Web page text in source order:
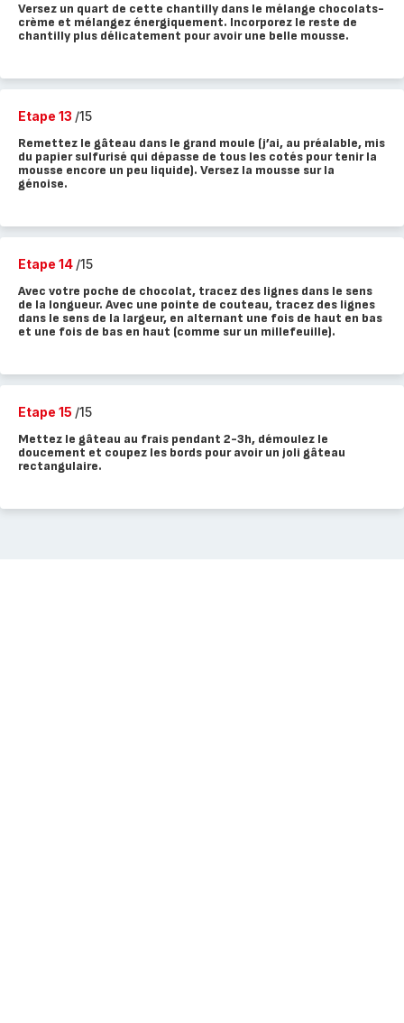
Versez un quart de cette chantilly dans le mélange chocolats-
crème et mélangez énergiquement. Incorporez le reste de
chantilly plus délicatement pour avoir une belle mousse.
Etape 13 /15
Remettez le gâteau dans le grand moule (j’ai, au préalable, mis
du papier sulfurisé qui dépasse de tous les cotés pour tenir la
mousse encore un peu liquide). Versez la mousse sur la
génoise.
Etape 14 /15
Avec votre poche de chocolat, tracez des lignes dans le sens
de la longueur. Avec une pointe de couteau, tracez des lignes
dans le sens de la largeur, en alternant une fois de haut en bas
et une fois de bas en haut (comme sur un millefeuille).
Etape 15 /15
Mettez le gâteau au frais pendant 2-3h, démoulez le
doucement et coupez les bords pour avoir un joli gâteau
rectangulaire.